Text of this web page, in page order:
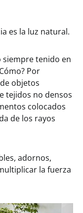
es la luz natural.
tenido en
Por
objetos
tejidos no densos
colocados
de los rayos
adornos,
la fuerza